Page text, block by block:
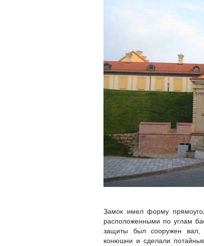
Замок имел форму
расположенными по углам
защиты был сооружен вал,
конюшни и сделали